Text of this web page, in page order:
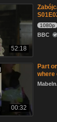
52:18
1080p
BBC
00:32
Part
where